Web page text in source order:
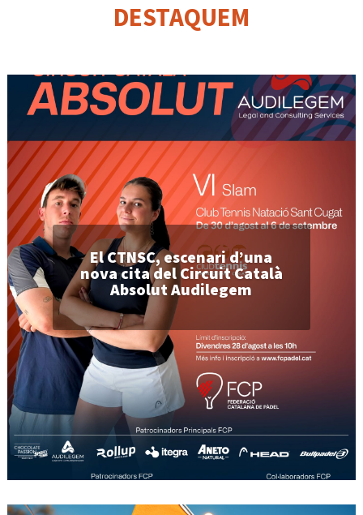
DESTAQUEM
El CTNSC, escenari d’una
nova cita del Circuit Català
Absolut Audilegem